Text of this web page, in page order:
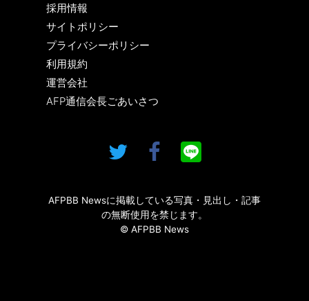
採用情報
サイトポリシー
プライバシーポリシー
利用規約
運営会社
AFP通信会長ごあいさつ
AFPBB Newsに掲載している写真・見出し・記事
の無断使用を禁じます。
© AFPBB News